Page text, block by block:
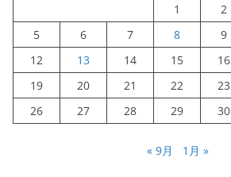
1
2
5
6 7 8 9
12
13 14 15 16
19
20 21 22 23
26
27 28 29 30
« 9月 1月 »